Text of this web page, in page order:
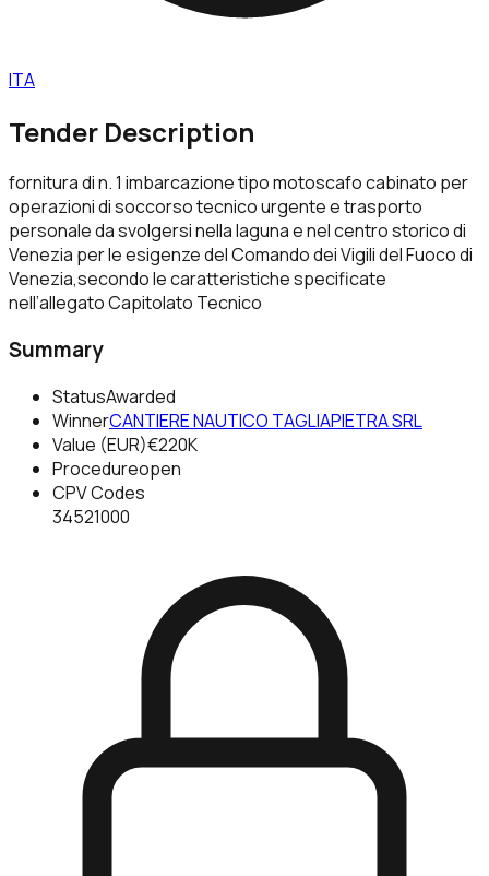
ITA
Tender Description
fornitura di n. 1 imbarcazione tipo motoscafo cabinato per
operazioni di soccorso tecnico urgente e trasporto
personale da svolgersi nella laguna e nel centro storico di
Venezia per le esigenze del Comando dei Vigili del Fuoco di
Venezia,secondo le caratteristiche specificate
nell’allegato Capitolato Tecnico
Summary
StatusAwarded
WinnerCANTIERE NAUTICO TAGLIAPIETRA SRL
Value (EUR)€220K
Procedureopen
CPV Codes
34521000